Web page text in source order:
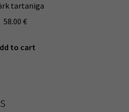
tartaniga
58.00 €
to cart